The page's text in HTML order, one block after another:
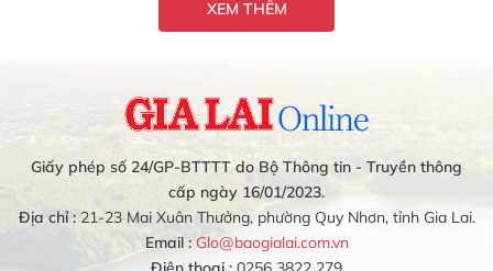
XEM THÊM
Giấy phép số 24/GP-BTTTT do Bộ Thông tin - Truyền thông
cấp ngày 16/01/2023.
Địa chỉ :21-23 Mai Xuân Thưởng, phường Quy Nhơn, tỉnh Gia Lai.
Email : Glo@baogialai.com.vn